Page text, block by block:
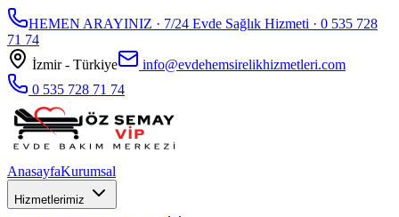
HEMEN ARAYINIZ · 7/24 Evde Sağlık Hizmeti · 0 535 728
71 74
İzmir - Türkiye
info@evdehemsirelikhizmetleri.com
0 535 728 71 74
AnasayfaKurumsal
Hizmetlerimiz